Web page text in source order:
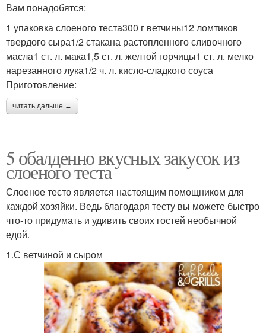
Вам понадобятся:
1 упаковка слоеного теста300 г ветчины12 ломтиков
твердого сыра1/2 стакана растопленного сливочного
масла1 ст. л. мака1,5 ст. л. желтой горчицы1 ст. л. мелко
нарезанного лука1/2 ч. л. кисло-сладкого соуса
Приготовление:
читать дальше →
5 обалденно вкусных закусок из
слоеного теста
Слоеное тесто является настоящим помощником для
каждой хозяйки. Ведь благодаря тесту вы можете быстро
что-то придумать и удивить своих гостей необычной
едой.
1.С ветчиной и сыром